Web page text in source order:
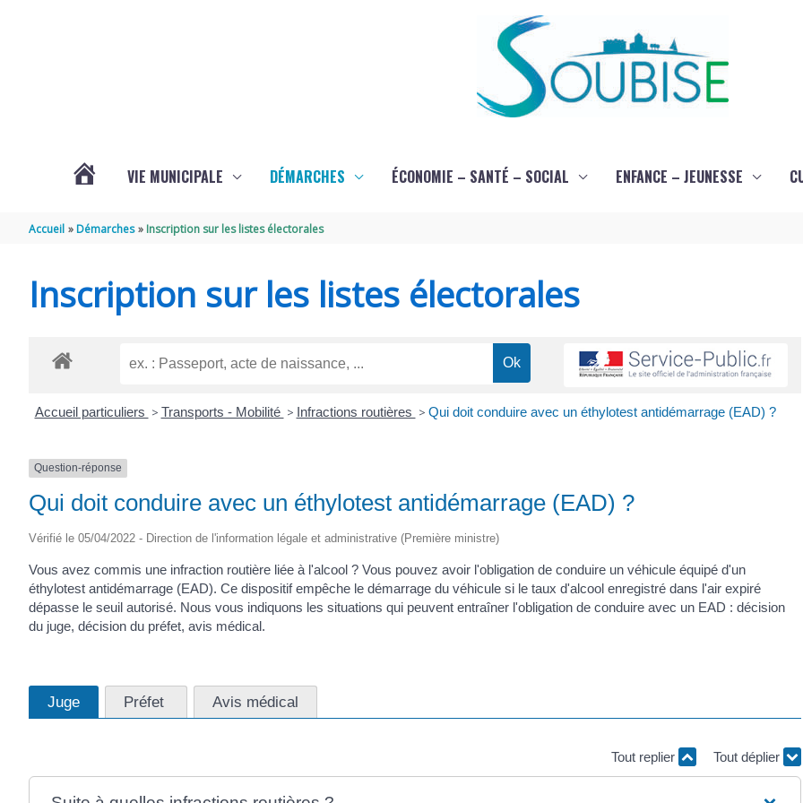
SOUBISE
VIE MUNICIPALE DÉMARCHES ÉCONOMIE – SANTÉ – SOCIAL ENFANCE – JEUNESSE
Accueil Démarches Inscription sur les listes électorales
Inscription sur les listes électorales
Accueil particuliers > Transports - Mobilité > Infractions routières > Qui doit conduire avec un éthylotest antidémarrage (EAD) ?
Question-réponse
Qui doit conduire avec un éthylotest antidémarrage (EAD) ?
Vérifié le 05/04/2022 - Direction de l'information légale et administrative (Première ministre)
Vous avez commis une infraction routière liée à l'alcool ? Vous pouvez avoir l'obligation de conduire un véhicule équipé d'un
éthylotest antidémarrage (EAD). Ce dispositif empêche le démarrage du véhicule si le taux d'alcool enregistré dans l'air expiré
dépasse le seuil autorisé. Nous vous indiquons les situations qui peuvent entraîner l'obligation de conduire avec un EAD : décision
du juge, décision du préfet, avis médical.
Juge Préfet Avis médical
Tout replier Tout déplier